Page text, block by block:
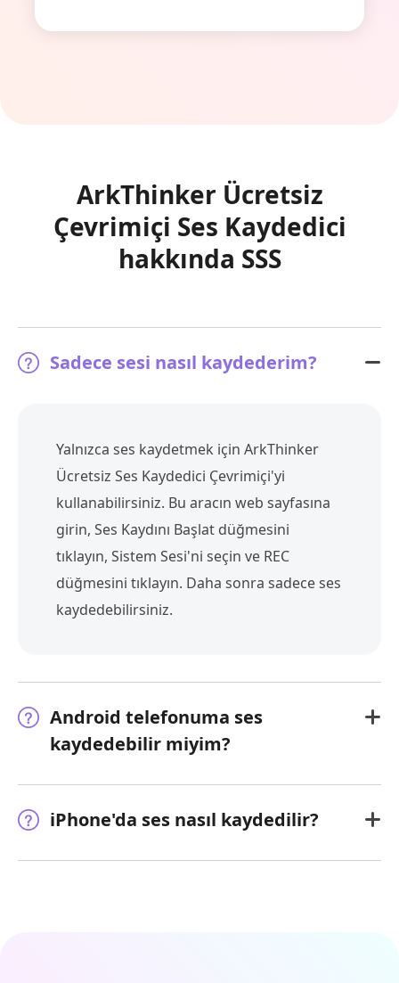
ArkThinker Ücretsiz
Çevrimiçi Ses Kaydedici
hakkında SSS
Sadece sesi nasıl kaydederim?
Yalnızca ses kaydetmek için ArkThinker
Ücretsiz Ses Kaydedici Çevrimiçi'yi
kullanabilirsiniz. Bu aracın web sayfasına
girin, Ses Kaydını Başlat düğmesini
tıklayın, Sistem Sesi'ni seçin ve REC
düğmesini tıklayın. Daha sonra sadece ses
kaydedebilirsiniz.
Android telefonuma ses
kaydedebilir miyim?
iPhone'da ses nasıl kaydedilir?